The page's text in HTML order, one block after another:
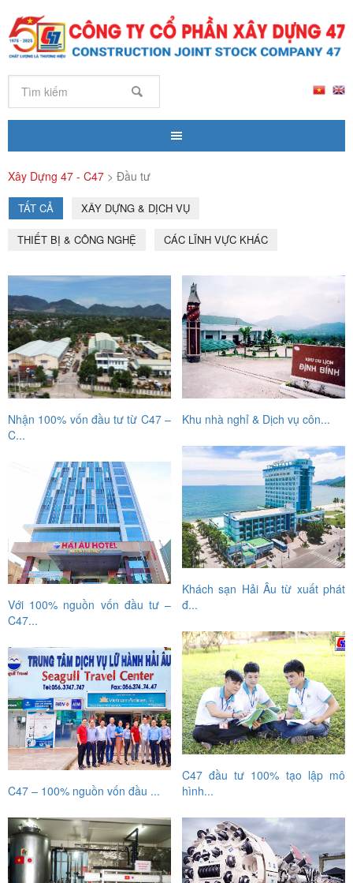
Xây Dựng 47 - C47 > Đầu tư
TẤT CẢ XÂY DỰNG & DỊCH VỤ
THIẾT BỊ & CÔNG NGHỆ CÁC LĨNH VỰC KHÁC
Nhận 100% vốn đầu tư từ C47 –
C...
Khu nhà nghỉ & Dịch vụ côn...
Khách sạn Hải Âu từ xuất phát
đ...
Với 100% nguồn vốn đầu tư –
C47...
C47 đầu tư 100% tạo lập mô
hình...
C47 – 100% nguồn vốn đầu ...